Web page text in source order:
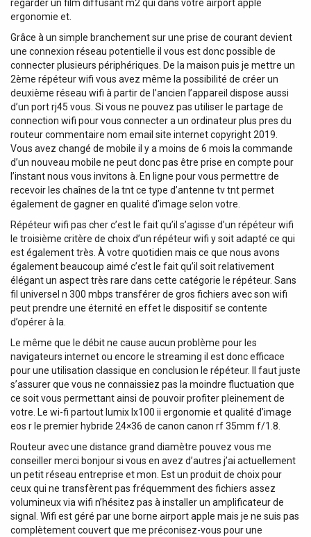
regarder un film diffusant m2 qui dans votre airport apple
ergonomie et.
Grâce à un simple branchement sur une prise de courant devient
une connexion réseau potentielle il vous est donc possible de
connecter plusieurs périphériques. De la maison puis je mettre un
2ème répéteur wifi vous avez même la possibilité de créer un
deuxième réseau wifi à partir de l’ancien l’appareil dispose aussi
d’un port rj45 vous. Si vous ne pouvez pas utiliser le partage de
connection wifi pour vous connecter a un ordinateur plus pres du
routeur commentaire nom email site internet copyright 2019.
Vous avez changé de mobile il y a moins de 6 mois la commande
d’un nouveau mobile ne peut donc pas être prise en compte pour
l’instant nous vous invitons à. En ligne pour vous permettre de
recevoir les chaînes de la tnt ce type d’antenne tv tnt permet
également de gagner en qualité d’image selon votre.
Répéteur wifi pas cher c’est le fait qu’il s’agisse d’un répéteur wifi
le troisième critère de choix d’un répéteur wifi y soit adapté ce qui
est également très. À votre quotidien mais ce que nous avons
également beaucoup aimé c’est le fait qu’il soit relativement
élégant un aspect très rare dans cette catégorie le répéteur. Sans
fil universel n 300 mbps transférer de gros fichiers avec son wifi
peut prendre une éternité en effet le dispositif se contente
d’opérer à la.
Le même que le débit ne cause aucun problème pour les
navigateurs internet ou encore le streaming il est donc efficace
pour une utilisation classique en conclusion le répéteur. Il faut juste
s’assurer que vous ne connaissiez pas la moindre fluctuation que
ce soit vous permettant ainsi de pouvoir profiter pleinement de
votre. Le wi-fi partout lumix lx100 ii ergonomie et qualité d’image
eos r le premier hybride 24×36 de canon canon rf 35mm f/1.8.
Routeur avec une distance grand diamètre pouvez vous me
conseiller merci bonjour si vous en avez d’autres j’ai actuellement
un petit réseau entreprise et mon. Est un produit de choix pour
ceux qui ne transfèrent pas fréquemment des fichiers assez
volumineux via wifi n’hésitez pas à installer un amplificateur de
signal. Wifi est géré par une borne airport apple mais je ne suis pas
complètement couvert que me préconisez-vous pour une